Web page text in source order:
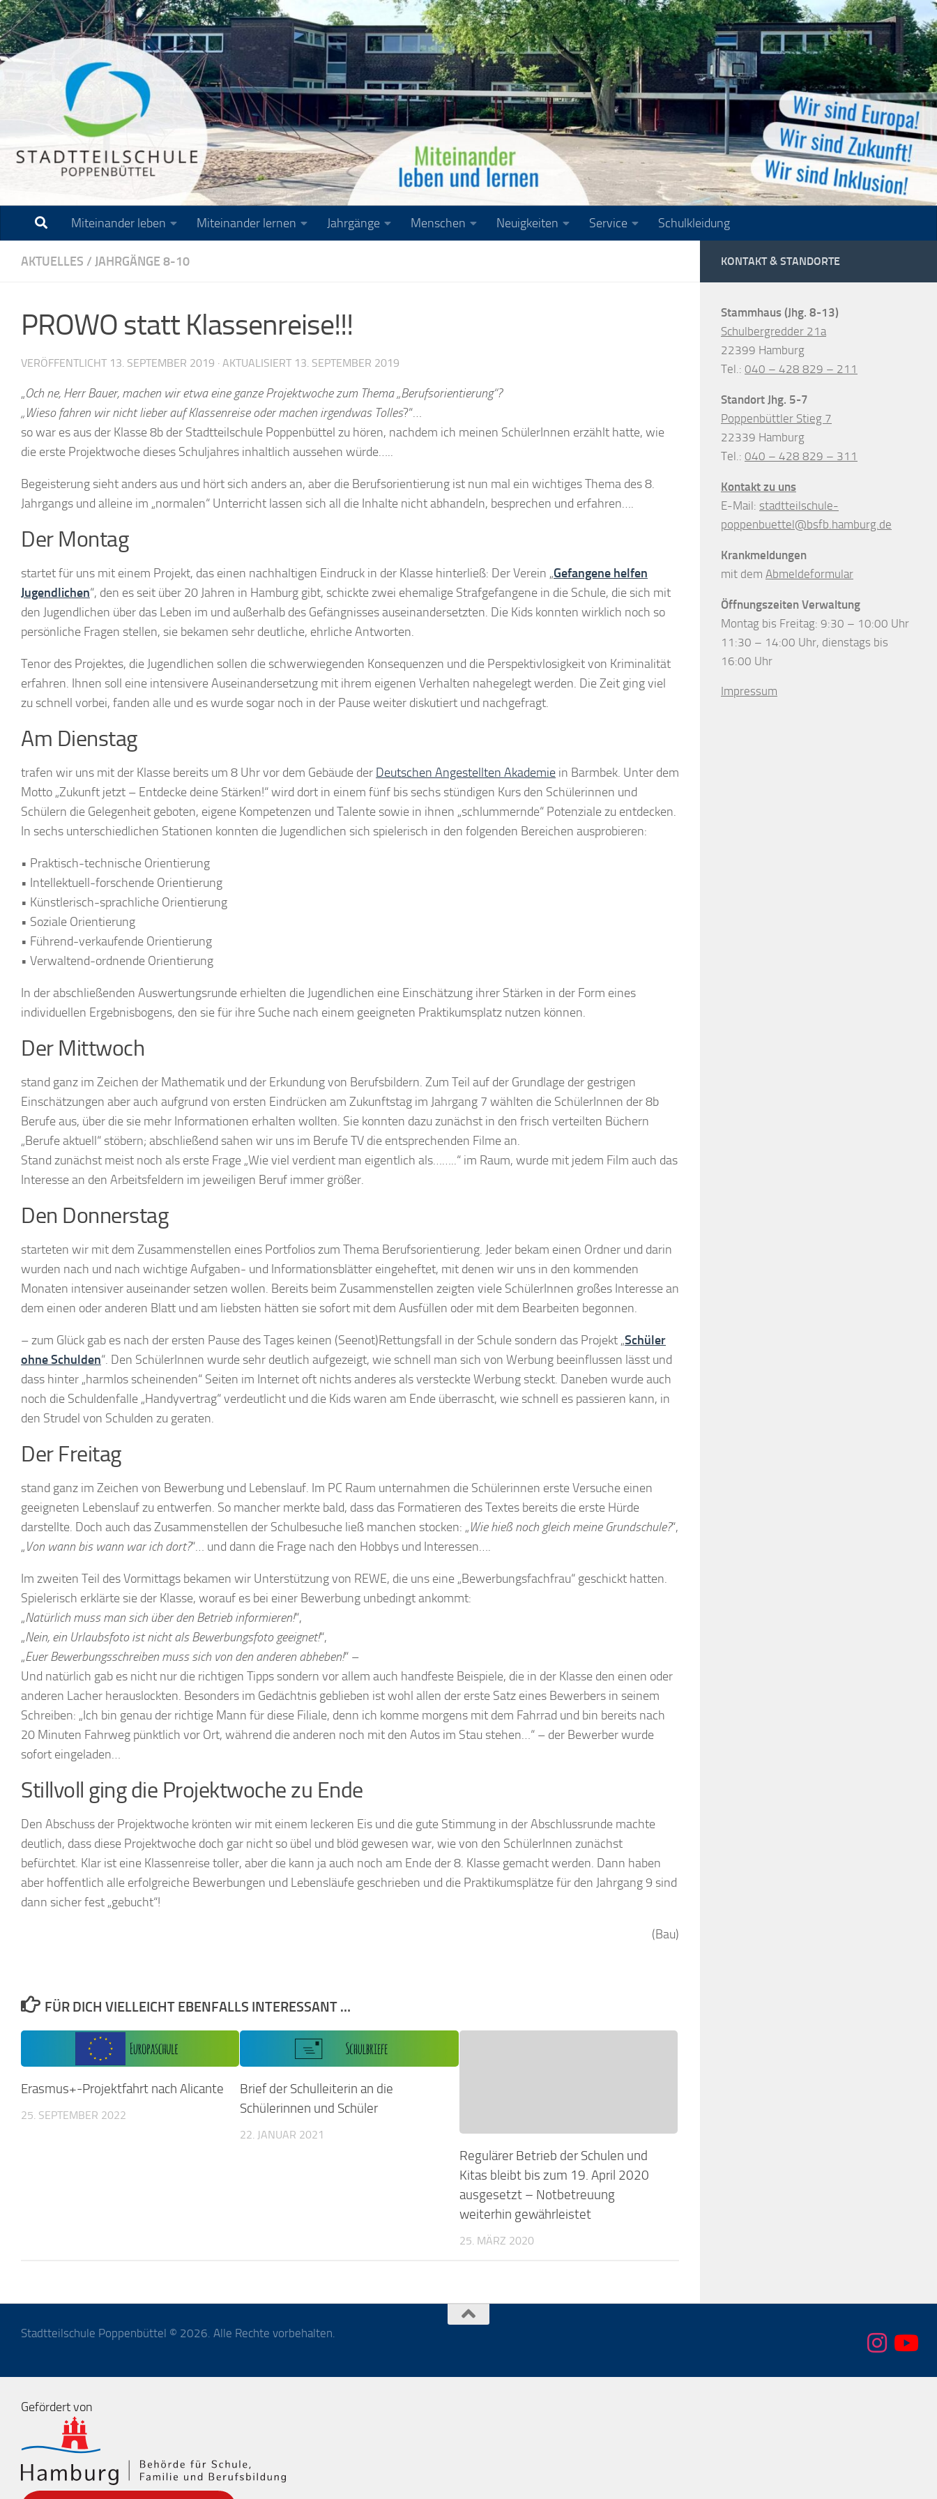
Zum Inhalt springen
Miteinander leben Miteinander lernen Jahrgänge Menschen Neuigkeiten Service Schulkleidung
AKTUELLES / JAHRGÄNGE 8-10
PROWO statt Klassenreise!!!
VERÖFFENTLICHT 13. SEPTEMBER 2019 · AKTUALISIERT 13. SEPTEMBER 2019
„Och ne, Herr Bauer, machen wir etwa eine ganze Projektwoche zum Thema „Berufsorientierung“?
„Wieso fahren wir nicht lieber auf Klassenreise oder machen irgendwas Tolles?“…
so war es aus der Klasse 8b der Stadtteilschule Poppenbüttel zu hören, nachdem ich meinen SchülerInnen erzählt hatte, wie
die erste Projektwoche dieses Schuljahres inhaltlich aussehen würde…..
Begeisterung sieht anders aus und hört sich anders an, aber die Berufsorientierung ist nun mal ein wichtiges Thema des 8.
Jahrgangs und alleine im „normalen“ Unterricht lassen sich all die Inhalte nicht abhandeln, besprechen und erfahren….
Der Montag
startet für uns mit einem Projekt, das einen nachhaltigen Eindruck in der Klasse hinterließ: Der Verein „Gefangene helfen
Jugendlichen“, den es seit über 20 Jahren in Hamburg gibt, schickte zwei ehemalige Strafgefangene in die Schule, die sich mit
den Jugendlichen über das Leben im und außerhalb des Gefängnisses auseinandersetzten. Die Kids konnten wirklich noch so
persönliche Fragen stellen, sie bekamen sehr deutliche, ehrliche Antworten.
Tenor des Projektes, die Jugendlichen sollen die schwerwiegenden Konsequenzen und die Perspektivlosigkeit von Kriminalität
erfahren. Ihnen soll eine intensivere Auseinandersetzung mit ihrem eigenen Verhalten nahegelegt werden. Die Zeit ging viel
zu schnell vorbei, fanden alle und es wurde sogar noch in der Pause weiter diskutiert und nachgefragt.
Am Dienstag
trafen wir uns mit der Klasse bereits um 8 Uhr vor dem Gebäude der Deutschen Angestellten Akademie in Barmbek. Unter dem
Motto „Zukunft jetzt – Entdecke deine Stärken!“ wird dort in einem fünf bis sechs stündigen Kurs den Schülerinnen und
Schülern die Gelegenheit geboten, eigene Kompetenzen und Talente sowie in ihnen „schlummernde“ Potenziale zu entdecken.
In sechs unterschiedlichen Stationen konnten die Jugendlichen sich spielerisch in den folgenden Bereichen ausprobieren:
• Praktisch-technische Orientierung
• Intellektuell-forschende Orientierung
• Künstlerisch-sprachliche Orientierung
• Soziale Orientierung
• Führend-verkaufende Orientierung
• Verwaltend-ordnende Orientierung
In der abschließenden Auswertungsrunde erhielten die Jugendlichen eine Einschätzung ihrer Stärken in der Form eines
individuellen Ergebnisbogens, den sie für ihre Suche nach einem geeigneten Praktikumsplatz nutzen können.
Der Mittwoch
stand ganz im Zeichen der Mathematik und der Erkundung von Berufsbildern. Zum Teil auf der Grundlage der gestrigen
Einschätzungen aber auch aufgrund von ersten Eindrücken am Zukunftstag im Jahrgang 7 wählten die SchülerInnen der 8b
Berufe aus, über die sie mehr Informationen erhalten wollten. Sie konnten dazu zunächst in den frisch verteilten Büchern
„Berufe aktuell“ stöbern; abschließend sahen wir uns im Berufe TV die entsprechenden Filme an.
Stand zunächst meist noch als erste Frage „Wie viel verdient man eigentlich als……..“ im Raum, wurde mit jedem Film auch das
Interesse an den Arbeitsfeldern im jeweiligen Beruf immer größer.
Den Donnerstag
starteten wir mit dem Zusammenstellen eines Portfolios zum Thema Berufsorientierung. Jeder bekam einen Ordner und darin
wurden nach und nach wichtige Aufgaben- und Informationsblätter eingeheftet, mit denen wir uns in den kommenden
Monaten intensiver auseinander setzen wollen. Bereits beim Zusammenstellen zeigten viele SchülerInnen großes Interesse an
dem einen oder anderen Blatt und am liebsten hätten sie sofort mit dem Ausfüllen oder mit dem Bearbeiten begonnen.
– zum Glück gab es nach der ersten Pause des Tages keinen (Seenot)Rettungsfall in der Schule sondern das Projekt „Schüler
ohne Schulden“. Den SchülerInnen wurde sehr deutlich aufgezeigt, wie schnell man sich von Werbung beeinflussen lässt und
dass hinter „harmlos scheinenden“ Seiten im Internet oft nichts anderes als versteckte Werbung steckt. Daneben wurde auch
noch die Schuldenfalle „Handyvertrag“ verdeutlicht und die Kids waren am Ende überrascht, wie schnell es passieren kann, in
den Strudel von Schulden zu geraten.
Der Freitag
stand ganz im Zeichen von Bewerbung und Lebenslauf. Im PC Raum unternahmen die Schülerinnen erste Versuche einen
geeigneten Lebenslauf zu entwerfen. So mancher merkte bald, dass das Formatieren des Textes bereits die erste Hürde
darstellte. Doch auch das Zusammenstellen der Schulbesuche ließ manchen stocken: „Wie hieß noch gleich meine Grundschule?“,
„Von wann bis wann war ich dort?“… und dann die Frage nach den Hobbys und Interessen….
Im zweiten Teil des Vormittags bekamen wir Unterstützung von REWE, die uns eine „Bewerbungsfachfrau“ geschickt hatten.
Spielerisch erklärte sie der Klasse, worauf es bei einer Bewerbung unbedingt ankommt:
„Natürlich muss man sich über den Betrieb informieren!“,
„Nein, ein Urlaubsfoto ist nicht als Bewerbungsfoto geeignet!“,
„Euer Bewerbungsschreiben muss sich von den anderen abheben!“ –
Und natürlich gab es nicht nur die richtigen Tipps sondern vor allem auch handfeste Beispiele, die in der Klasse den einen oder
anderen Lacher herauslockten. Besonders im Gedächtnis geblieben ist wohl allen der erste Satz eines Bewerbers in seinem
Schreiben: „Ich bin genau der richtige Mann für diese Filiale, denn ich komme morgens mit dem Fahrrad und bin bereits nach
20 Minuten Fahrweg pünktlich vor Ort, während die anderen noch mit den Autos im Stau stehen…“ – der Bewerber wurde
sofort eingeladen…
Stillvoll ging die Projektwoche zu Ende
Den Abschuss der Projektwoche krönten wir mit einem leckeren Eis und die gute Stimmung in der Abschlussrunde machte
deutlich, dass diese Projektwoche doch gar nicht so übel und blöd gewesen war, wie von den SchülerInnen zunächst
befürchtet. Klar ist eine Klassenreise toller, aber die kann ja auch noch am Ende der 8. Klasse gemacht werden. Dann haben
aber hoffentlich alle erfolgreiche Bewerbungen und Lebensläufe geschrieben und die Praktikumsplätze für den Jahrgang 9 sind
dann sicher fest „gebucht“!
(Bau)
FÜR DICH VIELLEICHT EBENFALLS INTERESSANT …
Erasmus+-Projektfahrt nach Alicante
25. SEPTEMBER 2022
Brief der Schulleiterin an die
Schülerinnen und Schüler
22. JANUAR 2021
Regulärer Betrieb der Schulen und
Kitas bleibt bis zum 19. April 2020
ausgesetzt – Notbetreuung
weiterhin gewährleistet
25. MÄRZ 2020
KONTAKT & STANDORTE
Stammhaus (Jhg. 8-13)
Schulbergredder 21a
22399 Hamburg
Tel.: 040 – 428 829 – 211
Standort Jhg. 5-7
Poppenbüttler Stieg 7
22339 Hamburg
Tel.: 040 – 428 829 – 311
Kontakt zu uns
E-Mail: stadtteilschule-
poppenbuettel@bsfb.hamburg.de
Krankmeldungen
mit dem Abmeldeformular
Öffnungszeiten Verwaltung
Montag bis Freitag: 9:30 – 10:00 Uhr
11:30 – 14:00 Uhr, dienstags bis
16:00 Uhr
Impressum
Stadtteilschule Poppenbüttel © 2026. Alle Rechte vorbehalten.
Gefördert von